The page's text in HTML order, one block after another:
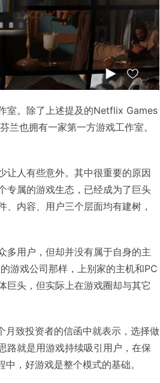
室。除了上述提及的Netflix Games
也拥有一家第一方游戏工作室。
让人有些意外。其中很重要的原因
专属的游戏生态，已经成为了巨头
内容、用户三个层面均有建树，
多用户，但却并没有属于自身的主
游戏公司那样，上别家的主机和PC
巨头，但实际上在游戏圈却与其它
月致投资者的信函中就表示，选择做
路就是用游戏持续吸引用户，在保
，好游戏是整个模式的基础。